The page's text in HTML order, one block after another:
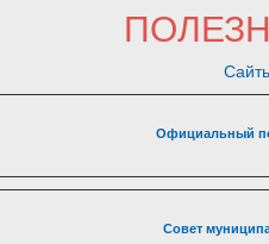
Официальный
Совет